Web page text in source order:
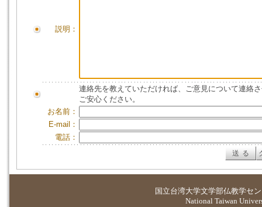
説明：
連絡先を教えていただければ、ご意見について連絡
ご安心ください。
お名前：
E-mail：
電話：
国立台湾大学文学部仏教学セ
National Taiwan